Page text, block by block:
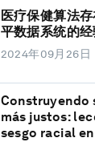
医疗保健算法
平数据系统的经
2024年09月26日
Construyendo
más justos:
sesgo racial